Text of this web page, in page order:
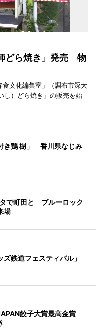
どら焼き」発売 物
文化編集室」（調布市深大
し）どら焼き」の販売を始
き鶏 樹」 香川県なじみ
で町田と ブルーロック
場
ズ鉄道フェスティバル」
餃子大賞最高金賞